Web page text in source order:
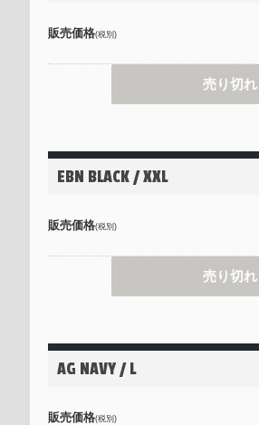
販売価格(税別)
売り切れ
EBN BLACK / XXL
販売価格(税別)
売り切れ
AG NAVY / L
販売価格(税別)